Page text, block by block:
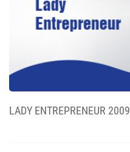
LADY ENTREPRENEUR 2009